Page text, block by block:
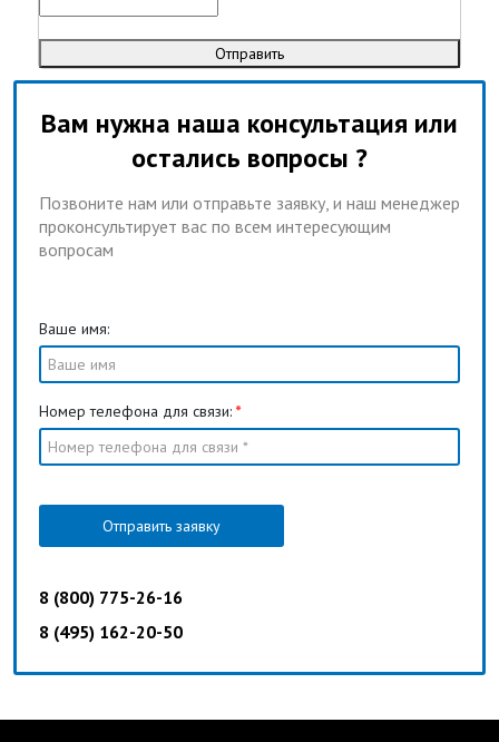
Отправить
Вам нужна наша консультация или
остались вопросы ?
Позвоните нам или отправьте заявку, и наш менеджер
проконсультирует вас по всем интересующим
вопросам
Ваше имя:
Номер телефона для связи: *
Отправить заявку
8 (800) 775-26-16
8 (495) 162-20-50